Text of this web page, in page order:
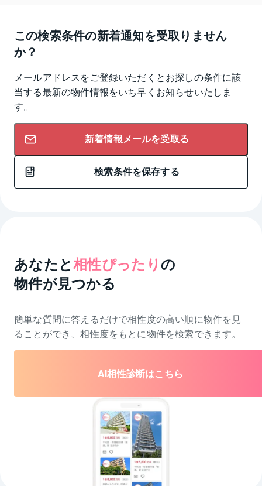
この検索条件の新着通知を受取りません
か？
メールアドレスをご登録いただくとお探しの条件に該
当する最新の物件情報をいち早くお知らせいたしま
す。
新着情報メールを受取る
検索条件を保存する
あなたと相性ぴったり の
物件が見つかる
簡単な質問に答えるだけで相性度の高い順に物件を 見
ることができ、相性度をもとに物件を検索できます。
AI相性診断はこちら